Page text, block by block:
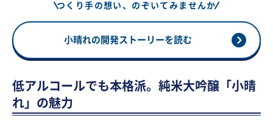
つくり手の想い、のぞいてみませんか
小晴れの開発ストーリーを読む
低アルコールでも本格派。純米大吟醸「小晴
れ」の魅力